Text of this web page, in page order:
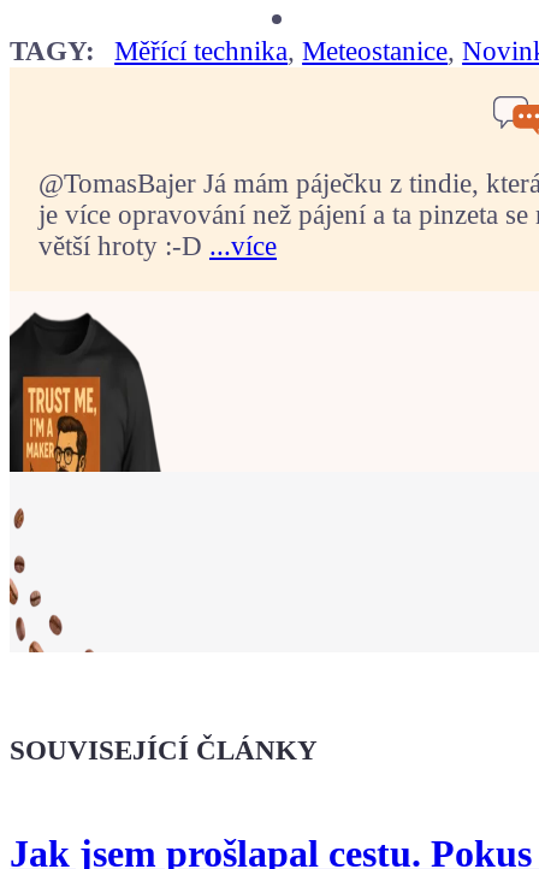
TAGY: Měřící technika,Meteostanice,
@TomasBajer Já mám páječku z tindie,
je více opravování než pájení a ta pinzeta
větší hroty :-D ...více
že jsi Maker!
SOUVISEJÍCÍ ČLÁNKY
Jak jsem prošlapal cestu.